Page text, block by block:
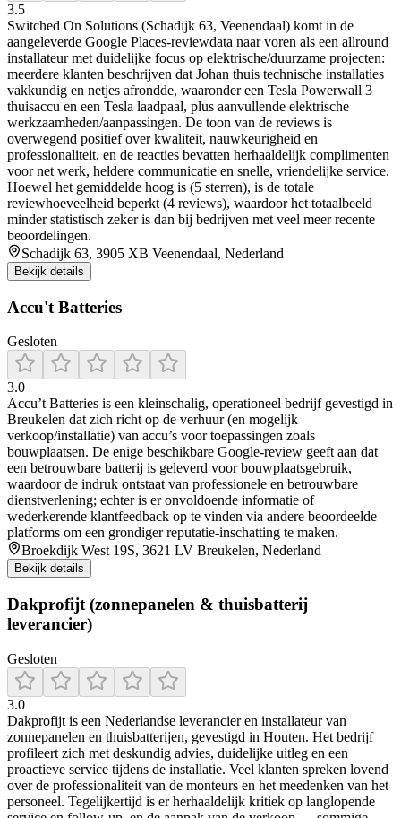
3.5
Switched On Solutions (Schadijk 63, Veenendaal) komt in de
aangeleverde Google Places-reviewdata naar voren als een allround
installateur met duidelijke focus op elektrische/duurzame projecten:
meerdere klanten beschrijven dat Johan thuis technische installaties
vakkundig en netjes afrondde, waaronder een Tesla Powerwall 3
thuisaccu en een Tesla laadpaal, plus aanvullende elektrische
werkzaamheden/aanpassingen. De toon van de reviews is
overwegend positief over kwaliteit, nauwkeurigheid en
professionaliteit, en de reacties bevatten herhaaldelijk complimenten
voor net werk, heldere communicatie en snelle, vriendelijke service.
Hoewel het gemiddelde hoog is (5 sterren), is de totale
reviewhoeveelheid beperkt (4 reviews), waardoor het totaalbeeld
minder statistisch zeker is dan bij bedrijven met veel meer recente
beoordelingen.
Schadijk 63, 3905 XB Veenendaal, Nederland
Bekijk details
Accu't Batteries
Gesloten
3.0
Accu’t Batteries is een kleinschalig, operationeel bedrijf gevestigd in
Breukelen dat zich richt op de verhuur (en mogelijk
verkoop/installatie) van accu’s voor toepassingen zoals
bouwplaatsen. De enige beschikbare Google-review geeft aan dat
een betrouwbare batterij is geleverd voor bouwplaatsgebruik,
waardoor de indruk ontstaat van professionele en betrouwbare
dienstverlening; echter is er onvoldoende informatie of
wederkerende klantfeedback op te vinden via andere beoordeelde
platforms om een grondiger reputatie-inschatting te maken.
Broekdijk West 19S, 3621 LV Breukelen, Nederland
Bekijk details
Dakprofijt (zonnepanelen & thuisbatterij
leverancier)
Gesloten
3.0
Dakprofijt is een Nederlandse leverancier en installateur van
zonnepanelen en thuisbatterijen, gevestigd in Houten. Het bedrijf
profileert zich met deskundig advies, duidelijke uitleg en een
proactieve service tijdens de installatie. Veel klanten spreken lovend
over de professionaliteit van de monteurs en het meedenken van het
personeel. Tegelijkertijd is er herhaaldelijk kritiek op langlopende